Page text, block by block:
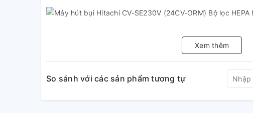
Máy hút bụi Hitachi với hệ thống thoát khí ngược lên trên,
điều khiển lớn, hệ thống khử âm hiện đại. Bánh xe linh
Xem thêm
So sánh với các sản phẩm tương tự